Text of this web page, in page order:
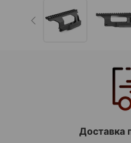
Доставка